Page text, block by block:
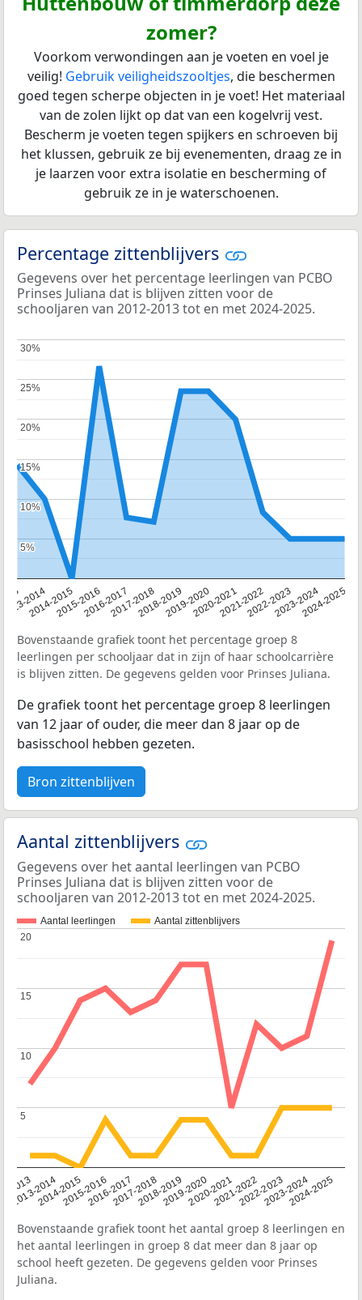
zomer?
Voorkom verwondingen aan je voeten en voel je
veilig! Gebruik veiligheidszooltjes, die beschermen
goed tegen scherpe objecten in je voet! Het materiaal
van de zolen lijkt op dat van een kogelvrij vest.
Bescherm je voeten tegen spijkers en schroeven bij
het klussen, gebruik ze bij evenementen, draag ze in
je laarzen voor extra isolatie en bescherming of
gebruik ze in je waterschoenen.
Percentage zittenblijvers
Gegevens over het percentage leerlingen van PCBO
Prinses Juliana dat is blijven zitten voor de
schooljaren van 2012-2013 tot en met 2024-2025.
2013-20142014-20152015-20162016-20172017-20182018-20192019-20202020-20212021-20222022-20232023-20242024-2025
5%
5%
10%
10%
15%
15%
20%
20%
25%
25%
30%
30%
Bovenstaande grafiek toont het percentage groep 8
leerlingen per schooljaar dat in zijn of haar schoolcarrière
is blijven zitten. De gegevens gelden voor Prinses Juliana.
De grafiek toont het percentage groep 8 leerlingen
van 12 jaar of ouder, die meer dan 8 jaar op de
basisschool hebben gezeten.
Bron zittenblijven
Aantal zittenblijvers
Gegevens over het aantal leerlingen van PCBO
Prinses Juliana dat is blijven zitten voor de
schooljaren van 2012-2013 tot en met 2024-2025.
Aantal leerlingen Aantal zittenblijvers
2013
2013-2014
2014-20152015-20162016-20172017-20182018-20192019-20202020-20212021-20222022-20232023-20242024-2025
5
5
10
10
15
15
20
20
Bovenstaande grafiek toont het aantal groep 8 leerlingen en
het aantal leerlingen in groep 8 dat meer dan 8 jaar op
school heeft gezeten. De gegevens gelden voor Prinses
Juliana.